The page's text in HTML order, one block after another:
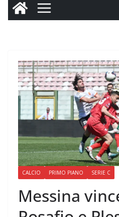
CALCIO PRIMO PIANO SERIE C
Messina